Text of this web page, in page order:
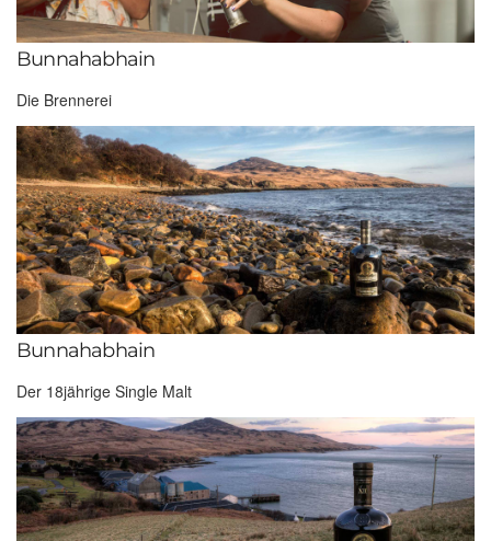
Bunnahabhain
Die Brennerei
Bunnahabhain
Der 18jährige Single Malt